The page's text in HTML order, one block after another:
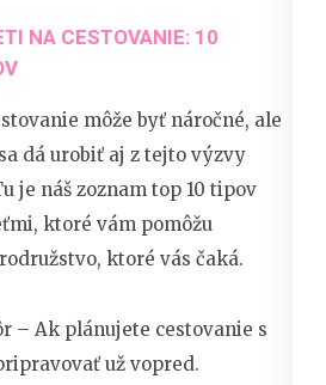
NA CESTOVANIE: 10
môže byť náročné, ale
dá urobiť aj z tejto výzvy
je náš zoznam top 10 tipov
ktoré vám pomôžu
ktoré vás čaká.
– Ak plánujete cestovanie s
už vopred.